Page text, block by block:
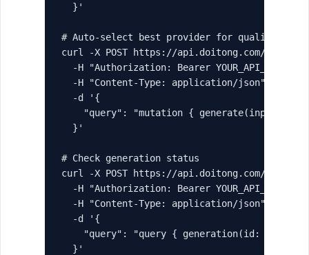
  }'
# Auto-select best provider for quality
curl -X POST https://api.doitong.com/
  -H "Authorization: Bearer YOUR_API_KEY" \
  -H "Content-Type: application/json" \
  -d '{
"query": "mutation { generate(input: {
  }'
# Check generation status
curl -X POST https://api.doitong.com/
  -H "Authorization: Bearer YOUR_API_KEY" \
  -H "Content-Type: application/json" \
  -d '{
"query": "query { generation(id:
  }'